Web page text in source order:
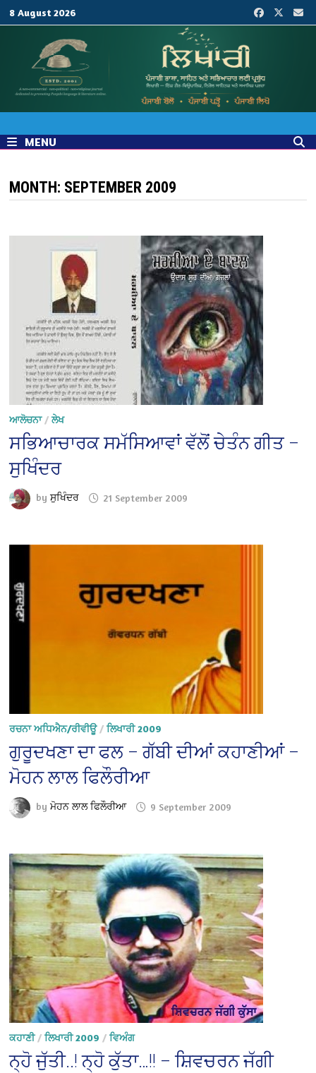
8 August 2026
MENU
MONTH: SEPTEMBER 2009
ਆਲੋਚਨਾ/ਲੇਖ
ਸਭਿਆਚਾਰਕ ਸਮੱਸਿਆਵਾਂ ਵੱਲੋਂ ਚੇਤੰਨ ਗੀਤ –
ਸੁਖਿੰਦਰ
byਸੁਖਿੰਦਰ 21 September 2009
ਰਚਨਾ ਅਧਿਐਨ/ਰੀਵੀਊ/ਲਿਖਾਰੀ 2009
ਗੁਰੂਦਖਣਾ ਦਾ ਫਲ – ਗੱਬੀ ਦੀਆਂ ਕਹਾਣੀਆਂ –
ਮੋਹਨ ਲਾਲ ਫਿਲੌਰੀਆ
byਮੋਹਨ ਲਾਲ ਫਿਲੌਰੀਆ 9 September 2009
ਕਹਾਣੀ/ਲਿਖਾਰੀ 2009 /ਵਿਅੰਗ
ਨ੍ਹੋ ਜੁੱਤੀ..! ਨ੍ਹੋ ਕੁੱਤਾ…!! – ਸ਼ਿਵਚਰਨ ਜੱਗੀ